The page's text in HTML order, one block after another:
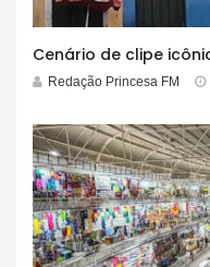
Redação Princesa FM